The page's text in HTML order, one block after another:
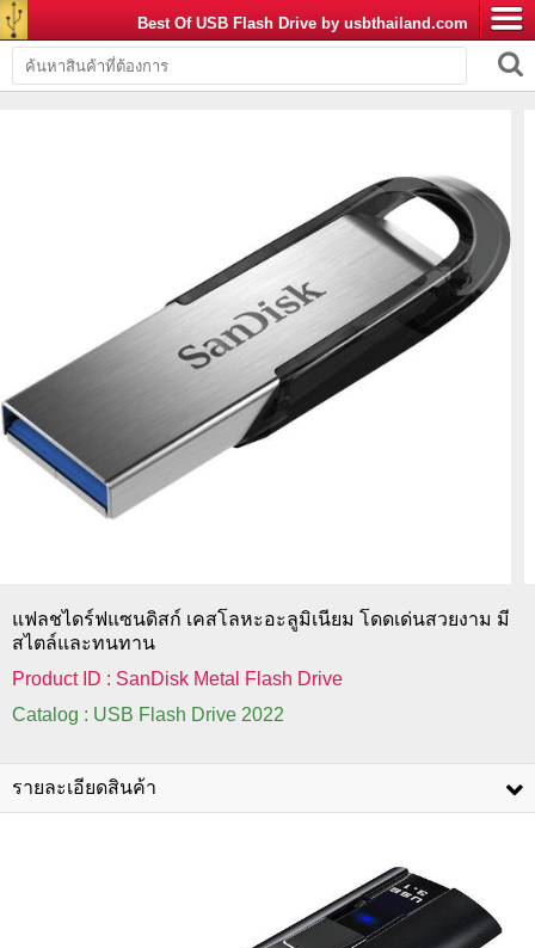
Best Of USB Flash Drive by usbthailand.com
แฟลชไดร์ฟแซนดิสก์ เคสโลหะอะลูมิเนียม โดดเด่นสวยงาม มี
สไตล์และทนทาน
Product ID : SanDisk Metal Flash Drive
Catalog : USB Flash Drive 2022
รายละเอียดสินค้า